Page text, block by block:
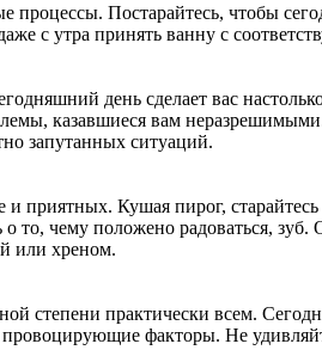
Постарайтесь, чтобы
с утра принять ванну с
день сделает вас
казавшиеся вам
запутанных ситуаций.
приятных. Кушая пирог,
то, чему положено радоваться,
или хреном.
степени практически всем.
факторы. Не